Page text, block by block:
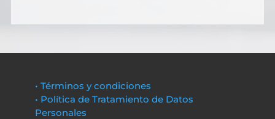
• Términos y condiciones
• Política de Tratamiento de Datos
Personales